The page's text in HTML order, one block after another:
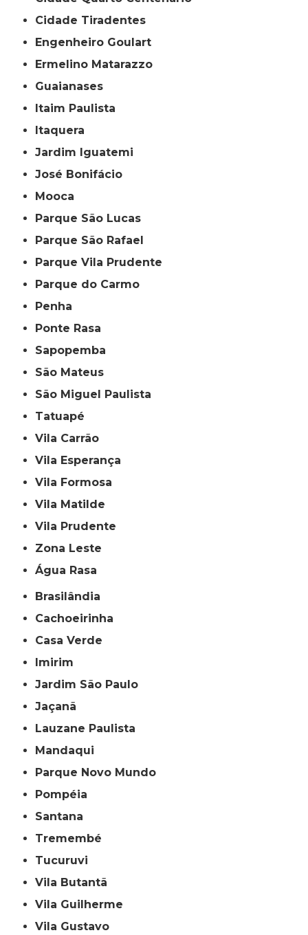
Cidade Tiradentes
Engenheiro Goulart
Ermelino Matarazzo
Guaianases
Itaim Paulista
Itaquera
Jardim Iguatemi
José Bonifácio
Mooca
Parque São Lucas
Parque São Rafael
Parque Vila Prudente
Parque do Carmo
Penha
Ponte Rasa
Sapopemba
São Mateus
São Miguel Paulista
Tatuapé
Vila Carrão
Vila Esperança
Vila Formosa
Vila Matilde
Vila Prudente
Zona Leste
Água Rasa
Brasilândia
Cachoeirinha
Casa Verde
Imirim
Jardim São Paulo
Jaçanã
Lauzane Paulista
Mandaqui
Parque Novo Mundo
Pompéia
Santana
Tremembé
Tucuruvi
Vila Butantã
Vila Guilherme
Vila Gustavo